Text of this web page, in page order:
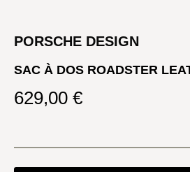
PORSCHE DESIGN
SAC À DOS ROADSTER
629,00 €